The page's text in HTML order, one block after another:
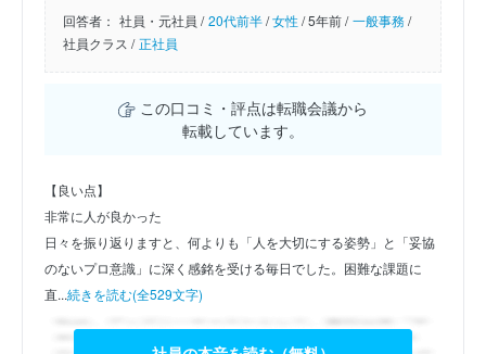
回答者： 社員・元社員 / 20代前半/女性/5年前 / 一般事務/
社員クラス / 正社員
この口コミ・評点は転職会議から
転載しています。
【良い点】
非常に人が良かった
日々を振り返りますと、何よりも「人を大切にする姿勢」と「妥協
のないプロ意識」に深く感銘を受ける毎日でした。困難な課題に
直...続きを読む(全529文字)